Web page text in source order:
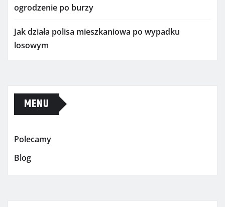
ogrodzenie po burzy
Jak działa polisa mieszkaniowa po wypadku
losowym
MENU
Polecamy
Blog